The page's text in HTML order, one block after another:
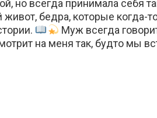
но всегда принимала себя
бедра, которые когда-
Муж всегда
на меня так, будто мы